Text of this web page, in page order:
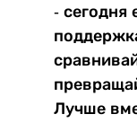
-
Лучше